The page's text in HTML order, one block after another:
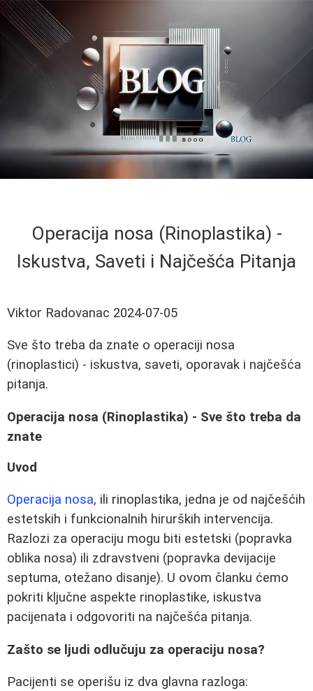
Operacija nosa (Rinoplastika) -
Iskustva, Saveti i Najčešća Pitanja
Viktor Radovanac 2024-07-05
Sve što treba da znate o operaciji nosa
(rinoplastici) - iskustva, saveti, oporavak i najčešća
pitanja.
Operacija nosa (Rinoplastika) - Sve što treba da
znate
Uvod
Operacija nosa, ili rinoplastika, jedna je od najčešćih
estetskih i funkcionalnih hirurških intervencija.
Razlozi za operaciju mogu biti estetski (popravka
oblika nosa) ili zdravstveni (popravka devijacije
septuma, otežano disanje). U ovom članku ćemo
pokriti ključne aspekte rinoplastike, iskustva
pacijenata i odgovoriti na najčešća pitanja.
Zašto se ljudi odlučuju za operaciju nosa?
Pacijenti se operišu iz dva glavna razloga: